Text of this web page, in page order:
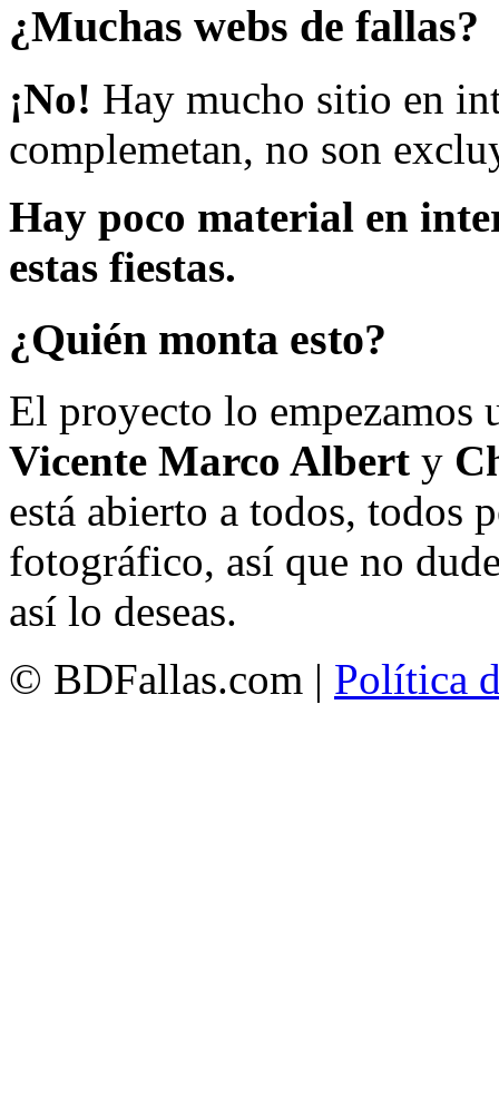
¿Muchas webs de fallas?
¡No! Hay mucho sitio en
complemetan, no son
Hay poco material en
estas fiestas.
¿Quién monta esto?
El proyecto lo empezamos
Vicente Marco Albert y
está abierto a todos, todos
fotográfico, así que no
así lo deseas.
© BDFallas.com | Política